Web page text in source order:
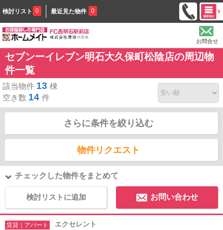
検討リスト 0 最近見た物件 0
お問合せ
セブンーイレブン明石大久保町松陰店の周辺物
件一覧
該当物件 13 棟
空き数 14 件
さらに条件を絞り込む
物件リクエスト
チェックした物件をまとめて
検討リストに追加 お問い合わせ
賃貸｜アパート エクセレント